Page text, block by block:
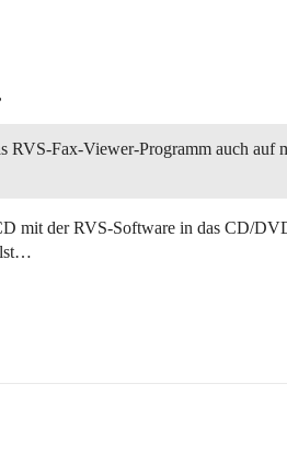
RVS-Fax-Viewer-Programm auch auf
mit der RVS-Software in das CD/